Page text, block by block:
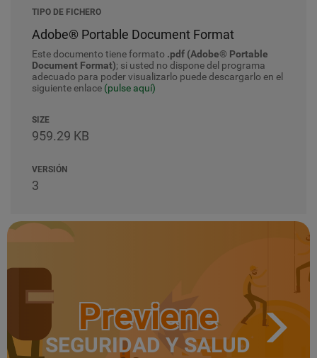
TIPO DE FICHERO
Adobe® Portable Document Format
Este documento tiene formato .pdf (Adobe® Portable
Document Format); si usted no dispone del programa
adecuado para poder visualizarlo puede descargarlo en el
siguiente enlace (pulse aquí)
SIZE
959.29 KB
VERSIÓN
3
Previene
SEGURIDAD Y SALUD